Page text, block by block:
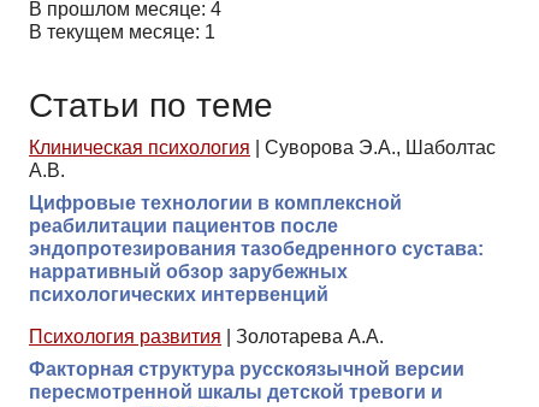
В прошлом месяце: 4
В текущем месяце: 1
Статьи по теме
Клиническая психология
Суворова Э.А., Шаболтас
А.В.
Цифровые технологии в комплексной
реабилитации пациентов после
эндопротезирования тазобедренного сустава:
нарративный обзор зарубежных
психологических интервенций
Психология развития
Золотарева А.А.
Факторная структура русскоязычной версии
пересмотренной шкалы детской тревоги и